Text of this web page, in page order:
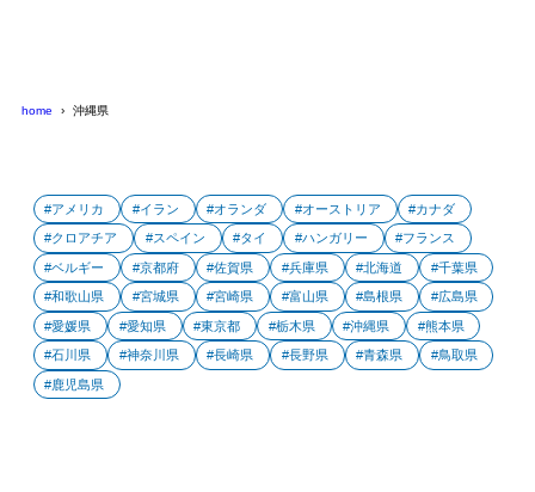
home 沖縄県
アメリカ イラン オランダ オーストリア カナダ
クロアチア スペイン タイ ハンガリー フランス
ベルギー 京都府 佐賀県 兵庫県 北海道 千葉県
和歌山県 宮城県 宮崎県 富山県 島根県 広島県
愛媛県 愛知県 東京都 栃木県 沖縄県 熊本県
石川県 神奈川県 長崎県 長野県 青森県 鳥取県
鹿児島県